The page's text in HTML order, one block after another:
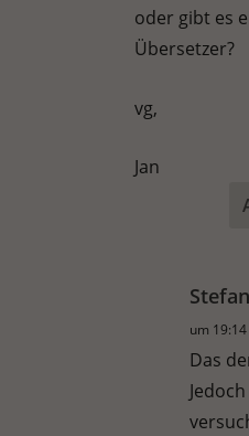
oder gibt es
Übersetzer?
vg,
Jan
Stefan
um 19:14
Das